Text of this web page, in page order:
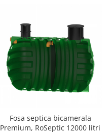
Fosa septica bicamerala
Premium, RoSeptic 12000 litri